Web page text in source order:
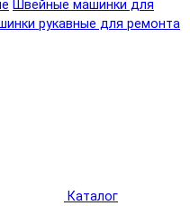
Швейные машинки для
рукавные для ремонта
Каталог